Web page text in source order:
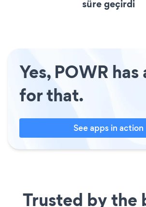
süre geçirdi
Yes, POWR has
for that.
See apps in action
Trusted by the